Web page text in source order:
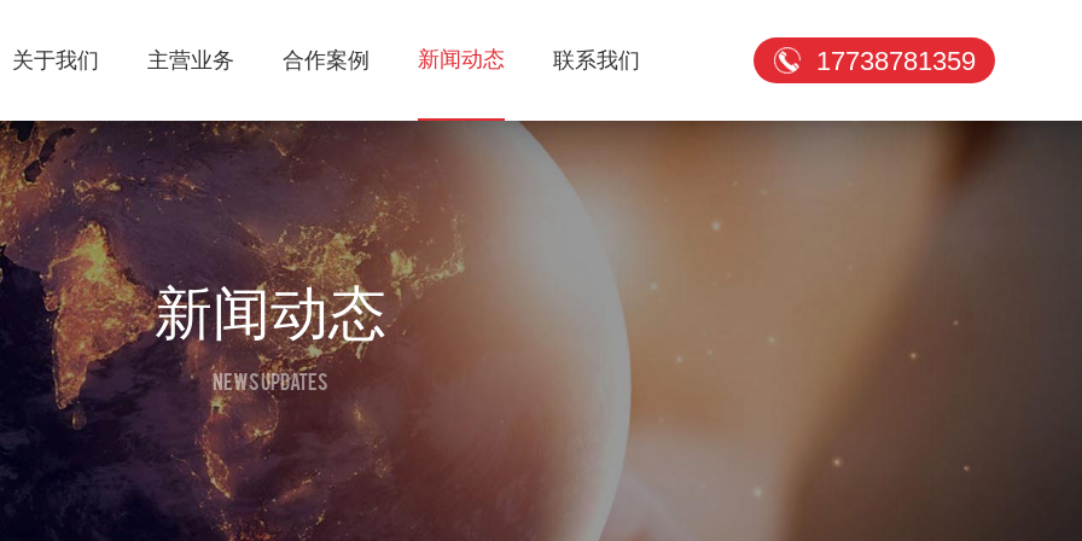
关于我们 主营业务 合作案例 新闻动态 联系我们 17738781359
新闻动态
NEWS UPDATES